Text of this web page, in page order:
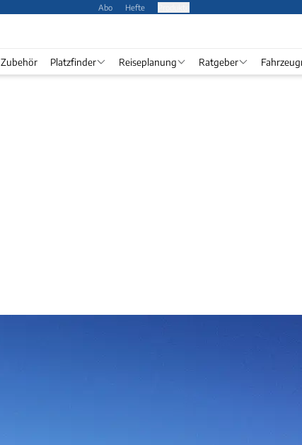
Abo Hefte
Zubehör Platzfinder Reiseplanung Ratgeber